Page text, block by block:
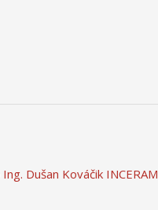
Ing. Dušan Kováčik INCERAM